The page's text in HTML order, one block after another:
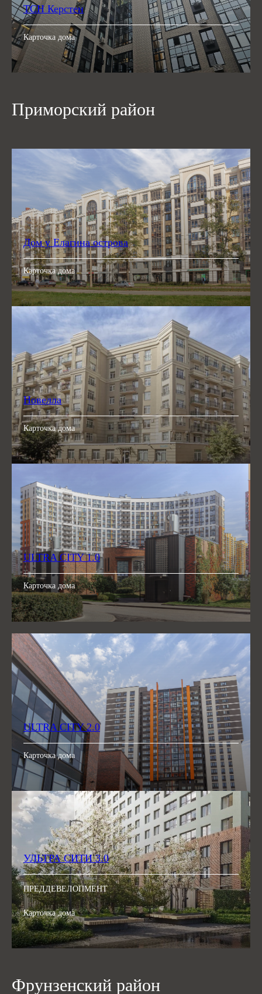
ТСН Керстен
Карточка дома
Приморский район
Дом у Елагина острова
Карточка дома
Новелла
Карточка дома
ULTRA CITY 1.0
Карточка дома
ULTRA CITY 2.0
Карточка дома
УЛЬТРА СИТИ 3.0
ПРЕДДЕВЕЛОПМЕНТ
Карточка дома
Фрунзенский район